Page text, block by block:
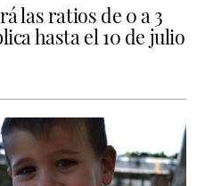
las ratios de 0 a 3
hasta el 10 de julio